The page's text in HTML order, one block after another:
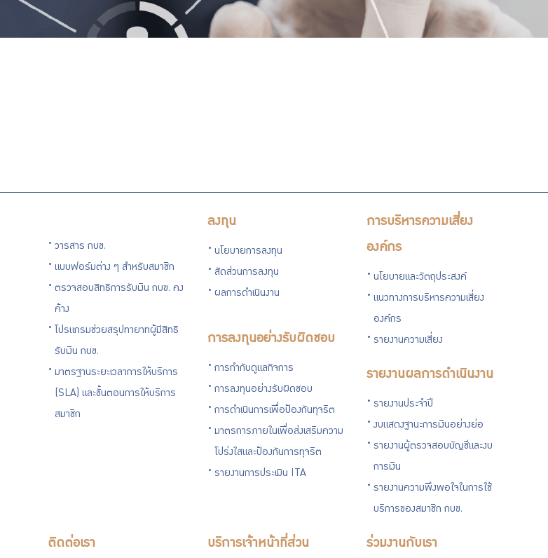
วารสาร กบข.
แบบฟอร์มต่าง ๆ สำหรับสมาชิก
ตรวจสอบสิทธิการรับเงิน กบข. คง
ค้าง
โปรแกรมช่วยสรุปทายาทผู้มีสิทธิ
รับเงิน กบข.
มาตรฐานระยะเวลาการให้บริการ
(SLA) และขั้นตอนการให้บริการ
สมาชิก
ลงทุน
นโยบายการลงทุน
สัดส่วนการลงทุน
ผลการดำเนินงาน
การลงทุนอย่างรับผิดชอบ
การกำกับดูแลกิจการ
การลงทุนอย่างรับผิดชอบ
การดำเนินการเพื่อป้องกันทุจริต
มาตรการภายในเพื่อส่งเสริมความ
โปร่งใสและป้องกันการทุจริต
รายงานการประเมิน ITA
การบริหารความเสี่ยง
องค์กร
นโยบายและวัตถุประสงค์
แนวทางการบริหารความเสี่ยง
องค์กร
รายงานความเสี่ยง
รายงานผลการดำเนินงาน
รายงานประจำปี
งบแสดงฐานะการเงินอย่างย่อ
รายงานผู้ตรวจสอบบัญชีและงบ
การเงิน
รายงานความพึงพอใจในการใช้
บริการของสมาชิก กบข.
ติดต่อเรา บริการเจ้าหน้าที่ส่วน ร่วมงานกับเรา